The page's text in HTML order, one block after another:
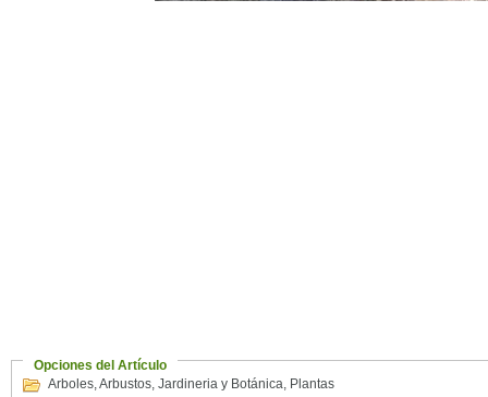
Opciones del Artículo
Arboles,Arbustos, Jardineria y Botánica, Plantas